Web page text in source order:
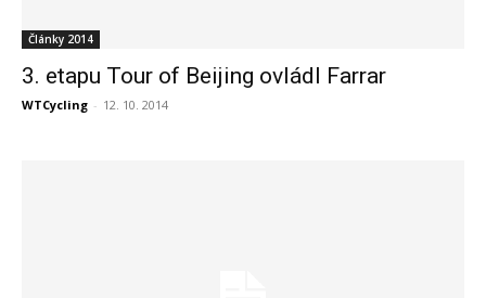
Články 2014
3. etapu Tour of Beijing ovládl Farrar
WTCycling - 12. 10. 2014